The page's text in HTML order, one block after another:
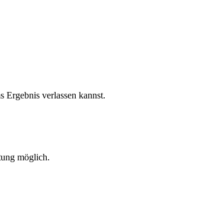
verlassen kannst.
möglich.